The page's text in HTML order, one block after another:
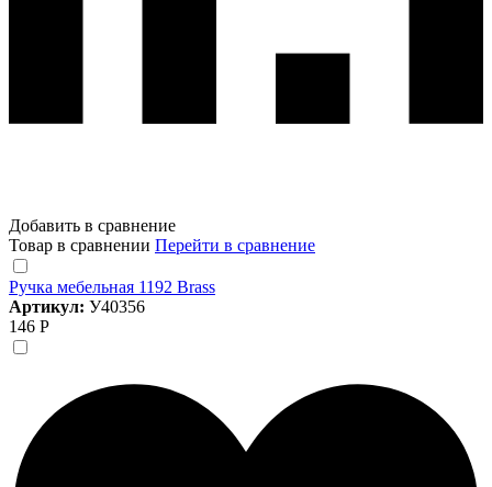
Добавить в сравнение
Товар в сравнении Перейти в сравнение
Ручка мебельная 1192 Brass
Артикул: У40356
146 Р